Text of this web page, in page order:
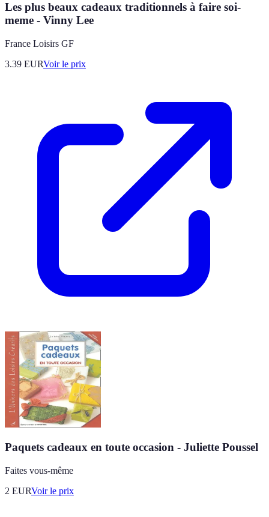
Les plus beaux cadeaux traditionnels à faire soi-
meme - Vinny Lee
France Loisirs GF
3.39 EURVoir le prix
Paquets cadeaux en toute occasion - Juliette Poussel
Faites vous-même
2 EURVoir le prix